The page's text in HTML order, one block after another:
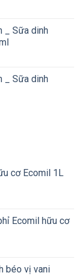
VND
_ Sữa dinh
_ Sữa dinh
VND
cơ Ecomil 1L
Ecomil hữu cơ
béo vị vani